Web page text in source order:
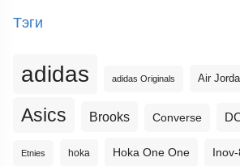
Тэги
adidas adidas Originals Air
Asics Brooks Converse
Etnies hoka Hoka One One Inov-